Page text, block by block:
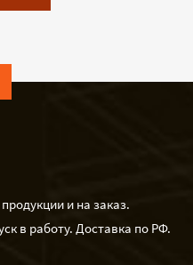
и на заказ.
в работу. Доставка по РФ.